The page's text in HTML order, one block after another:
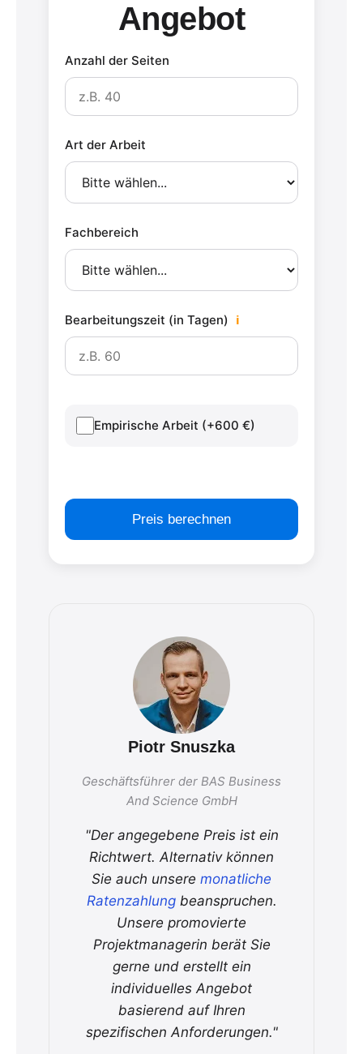
Angebot
Anzahl der Seiten
Art der Arbeit
Fachbereich
Bearbeitungszeit (in Tagen) ℹ
Empirische Arbeit (+600 €)
Preis berechnen
Piotr Snuszka
Geschäftsführer der BAS Business
And Science GmbH
"Der angegebene Preis ist ein
Richtwert. Alternativ können
Sie auch unsere monatliche
Ratenzahlungbeanspruchen.
Unsere promovierte
Projektmanagerin berät Sie
gerne und erstellt ein
individuelles Angebot
basierend auf Ihren
spezifischen Anforderungen."